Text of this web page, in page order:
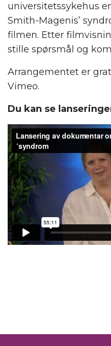
universitetssykehus
Smith-Magenis’
filmen. Etter
stille spørsmål og
Arrangementet er
Vimeo.
Du kan se